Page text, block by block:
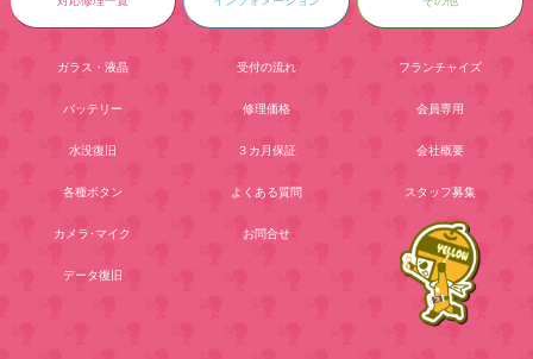
ガラス・液晶
バッテリー
水没復旧
各種ボタン
カメラ･マイク
データ復旧
受付の流れ
修理価格
３カ月保証
よくある質問
お問合せ
フランチャイズ
会員専用
会社概要
スタッフ募集